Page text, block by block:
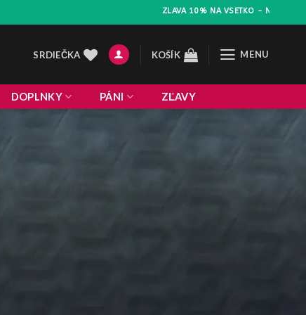
ZLAVA 10% NA VSETKO - NAKUP NAD 50 EURO !
SRDIEČKA KOŠÍK MENU
DOPLNKY PÁNI ZĽAVY